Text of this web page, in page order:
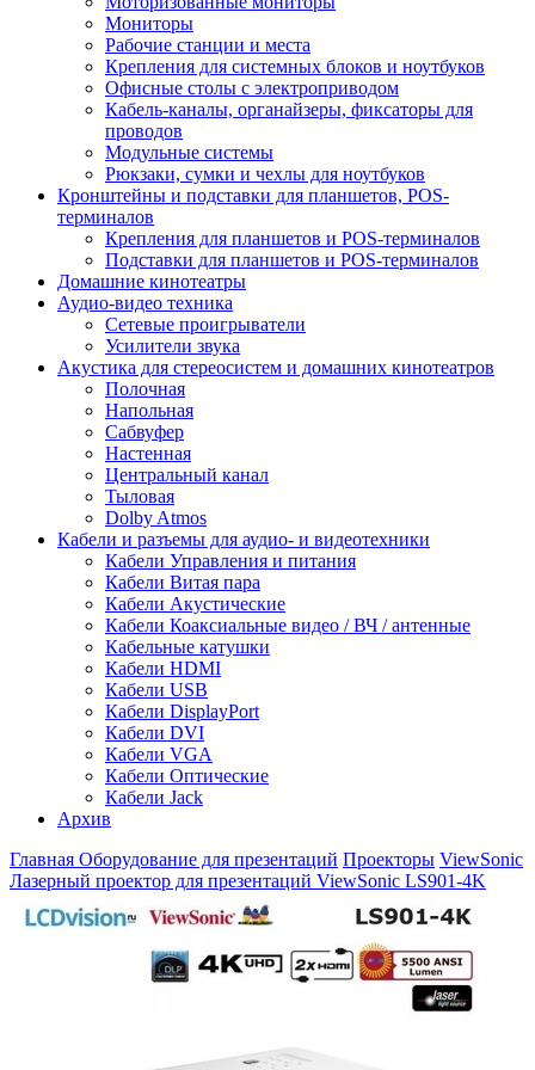
Мониторы
Рабочие станции и места
Крепления для системных блоков и ноутбуков
Офисные столы с электроприводом
Кабель-каналы, органайзеры, фиксаторы для
проводов
Модульные системы
Рюкзаки, сумки и чехлы для ноутбуков
Кронштейны и подставки для планшетов, POS-
терминалов
Крепления для планшетов и POS-терминалов
Подставки для планшетов и POS-терминалов
Домашние кинотеатры
Аудио-видео техника
Сетевые проигрыватели
Усилители звука
Акустика для стереосистем и домашних кинотеатров
Полочная
Напольная
Сабвуфер
Настенная
Центральный канал
Тыловая
Dolby Atmos
Кабели и разъемы для аудио- и видеотехники
Кабели Управления и питания
Кабели Витая пара
Кабели Акустические
Кабели Коаксиальные видео / ВЧ / антенные
Кабельные катушки
Кабели HDMI
Кабели USB
Кабели DisplayPort
Кабели DVI
Кабели VGA
Кабели Оптические
Кабели Jack
Архив
Главная Оборудование для презентаций Проекторы ViewSonic
Лазерный проектор для презентаций ViewSonic LS901-4K